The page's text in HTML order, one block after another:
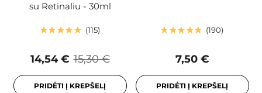
su Retinaliu - 30ml
115
15,30 €
14,54 €
PRIDĖTI Į KREPŠELĮ
190
7,50 €
PRIDĖTI Į KREPŠELĮ